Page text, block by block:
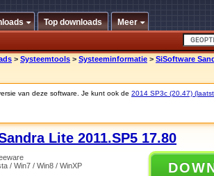
Top downloads Meer
> Systeemtools > Systeeminformatie > SiSoftware
van deze software. Je kunt ook de 2014 SP3c (20.47)
Lite 2011.SP5 17.80
/ Win7 / Win8 / WinXP